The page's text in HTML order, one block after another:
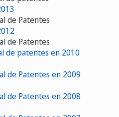
de Patentes
de Patentes
de patentes en 2010
de Patentes en 2009
de Patentes en 2008